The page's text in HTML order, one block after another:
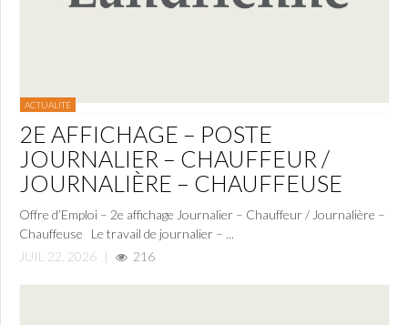
ACTUALITÉ
2E AFFICHAGE – POSTE
JOURNALIER – CHAUFFEUR /
JOURNALIÈRE – CHAUFFEUSE
Offre d’Emploi – 2e affichage Journalier – Chauffeur / Journalière –
Chauffeuse Le travail de journalier – ...
JUIL 22, 2026 | 216